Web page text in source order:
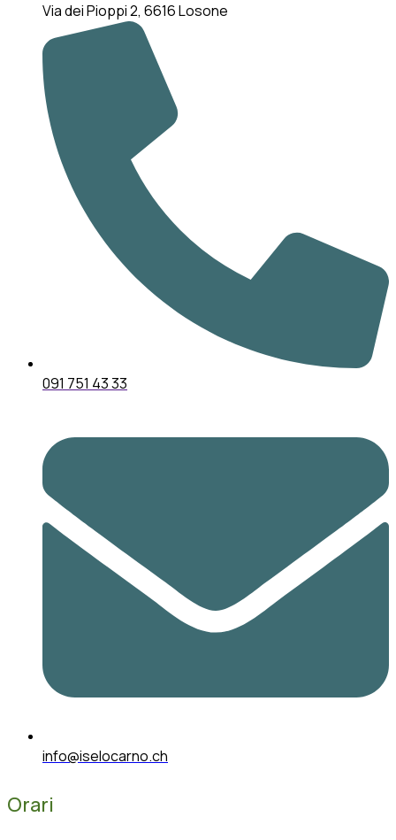
Via dei Pioppi 2, 6616 Losone
091 751 43 33
info@iselocarno.ch
Orari